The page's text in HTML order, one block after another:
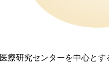
療研究センターを中心と